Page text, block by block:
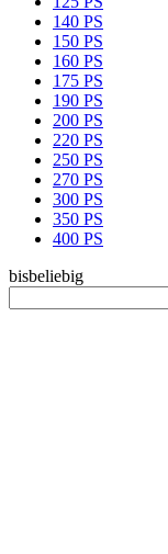
140 PS
150 PS
160 PS
175 PS
190 PS
200 PS
220 PS
250 PS
270 PS
300 PS
350 PS
400 PS
bisbeliebig